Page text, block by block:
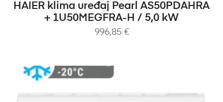
PROČITAJ VIŠE
HAIER klima uređaj Pearl AS50PDAHRA
+ 1U50MEGFRA-H / 5,0 kW
996,85 €